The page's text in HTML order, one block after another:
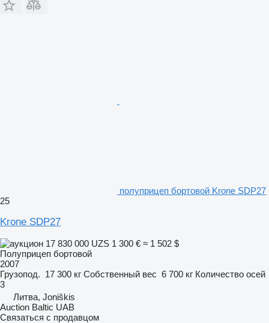
полуприцеп бортовой Krone SDP27
25
Krone SDP27
17 830 000 UZS 1 300 € ≈ 1 502 $
Полуприцеп бортовой
2007
Грузопод. 17 300 кг Собственный вес 6 700 кг Количество осей
3
Литва, Joniškis
Auction Baltic UAB
Связаться с продавцом